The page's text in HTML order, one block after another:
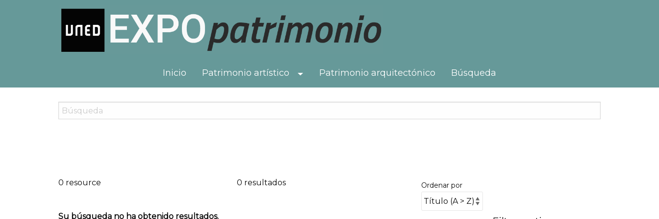
Inicio Patrimonio artístico Toggle Dropdown
Patrimonio arquitectónico Búsqueda
0 resource 0 resultados Ordenar por
Su búsqueda no ha obtenido resultados.